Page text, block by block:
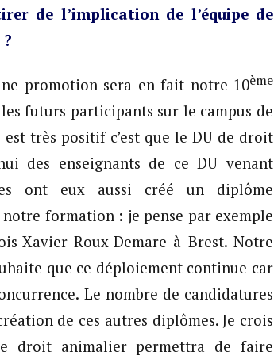
de l’implication de l’équipe de
promotion sera en fait notre 10ème
futurs participants sur le campus de
très positif c’est que le DU de droit
des enseignants de ce DU venant
ont eux aussi créé un diplôme
formation : je pense par exemple
Xavier Roux-Demare à Brest. Notre
que ce déploiement continue car
Le nombre de candidatures
de ces autres diplômes. Je crois
droit animalier permettra de faire